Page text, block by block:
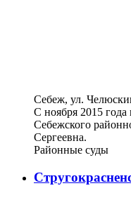
Себеж, ул.
С ноября 2015 года
Себежского
Сергеевна.
Районные суды